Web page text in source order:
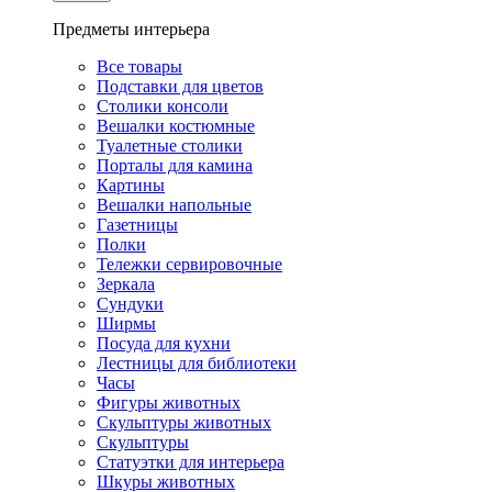
Предметы интерьера
Все товары
Подставки для цветов
Столики консоли
Вешалки костюмные
Туалетные столики
Порталы для камина
Картины
Вешалки напольные
Газетницы
Полки
Тележки сервировочные
Зеркала
Сундуки
Ширмы
Посуда для кухни
Лестницы для библиотеки
Часы
Фигуры животных
Скульптуры животных
Скульптуры
Статуэтки для интерьера
Шкуры животных